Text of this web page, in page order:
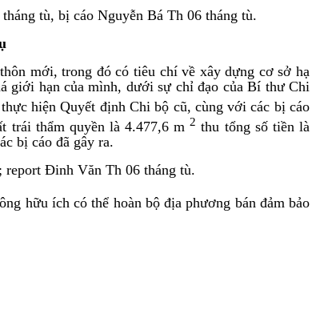
tù, bị cáo Nguyễn Bá Th 06 tháng tù.
mới, trong đó có tiêu chí về xây dựng cơ sở hạ
giới hạn của mình, dưới sự chỉ đạo của Bí thư Chi
hiện Quyết định Chi bộ cũ, cùng với các bị cáo
trái thẩm quyền là 4.477,6 m2 thu tổng số tiền là
bị cáo đã gây ra.
Đinh Văn Th 06 tháng tù.
hữu ích có thể hoàn bộ địa phương bán đảm bảo